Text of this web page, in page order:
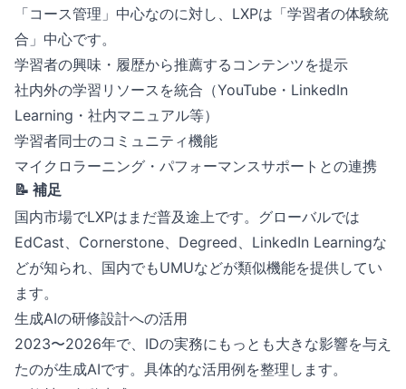
「コース管理」中心なのに対し、LXPは「学習者の体験統
合」中心です。
学習者の興味・履歴から推薦するコンテンツを提示
社内外の学習リソースを統合（YouTube・LinkedIn
Learning・社内マニュアル等）
学習者同士のコミュニティ機能
マイクロラーニング・パフォーマンスサポートとの連携
📝 補足
国内市場でLXPはまだ普及途上です。グローバルでは
EdCast、Cornerstone、Degreed、LinkedIn Learningな
どが知られ、国内でもUMUなどが類似機能を提供してい
ます。
生成AIの研修設計への活用
2023〜2026年で、IDの実務にもっとも大きな影響を与え
たのが生成AIです。具体的な活用例を整理します。